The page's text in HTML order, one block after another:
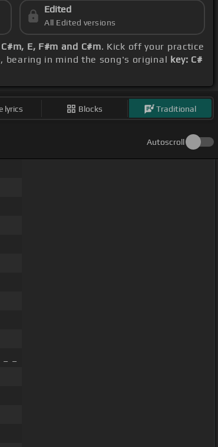
Edited
All Edited versions
E, F#m and C#m. Kick off your practice
bearing in mind the song's original key: C#
lyrics Blocks Traditional
Autoscroll
_